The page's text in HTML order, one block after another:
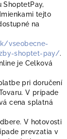
tejto
na
vseobecne-
shoptet-pay/.
je Celková
pri doručení
V prípade
cena splatná
V hotovosti
prevzatia v